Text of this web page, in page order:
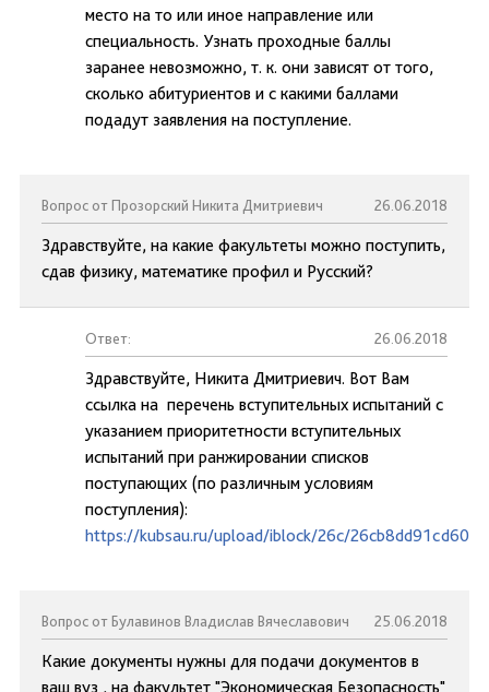
место на то или иное направление или
специальность. Узнать проходные баллы
заранее невозможно, т. к. они зависят от того,
сколько абитуриентов и с какими баллами
подадут заявления на поступление.
Вопрос от Прозорский Никита Дмитриевич 26.06.2018
Здравствуйте, на какие факультеты можно поступить,
сдав физику, математике профил и Русский?
Ответ: 26.06.2018
Здравствуйте, Никита Дмитриевич. Вот Вам
ссылка на перечень вступительных испытаний с
указанием приоритетности вступительных
испытаний при ранжировании списков
поступающих (по различным условиям
поступления):
https://kubsau.ru/upload/iblock/26c/
Вопрос от Булавинов Владислав Вячеславович 25.06.2018
Какие документы нужны для подачи документов в
ваш вуз , на факультет "Экономическая Безопасность"